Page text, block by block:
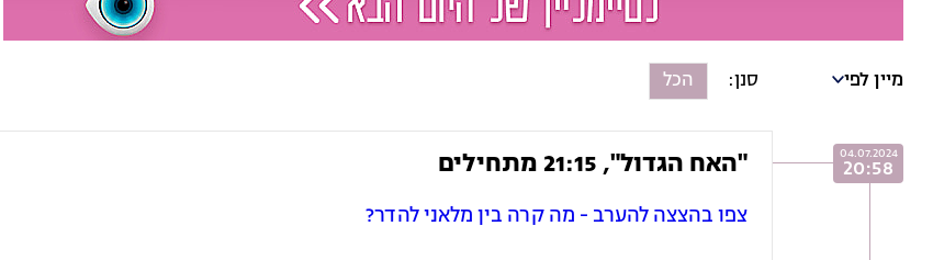
מיין לפי הכל
04.07.2024
20:58 "האח הגדול", 21:15 מתחילים
צפו בהצצה להערב - מה קרה בין מלאני להדר?